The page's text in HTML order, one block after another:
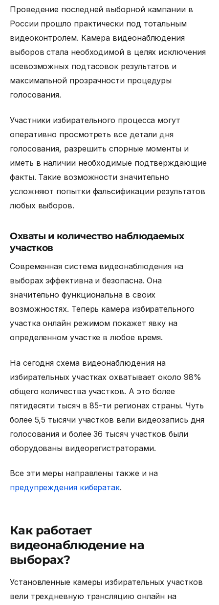
Проведение последней выборной кампании в
России прошло практически под тотальным
видеоконтролем. Камера видеонаблюдения
выборовстала необходимой в целях исключения
всевозможных подтасовок результатов и
максимальной прозрачности процедуры
голосования.
Участники избирательного процесса могут
оперативно просмотреть все детали дня
голосования, разрешить спорные моменты и
иметь в наличии необходимые подтверждающие
факты. Такие возможности значительно
усложняют попытки фальсификации результатов
любых выборов.
Охваты и количество наблюдаемых
участков
Современная система видеонаблюдения на
выборах эффективна и безопасна. Она
значительно функциональна в своих
возможностях. Теперь камера избирательного
участка онлайн режимом покажет явку на
определенном участке в любое время.
На сегодня схема видеонаблюдения на
избирательных участках охватывает около 98%
общего количества участков. А это более
пятидесяти тысяч в 85-ти регионах страны. Чуть
более 5,5 тысячи участков вели видеозапись дня
голосования и более 36 тысяч участков были
оборудованы видеорегистраторами.
Все эти меры направлены также и на
предупреждения кибератак.
Как работает
видеонаблюдение на
выборах?
Установленные камеры избирательных участков
вели трехдневную трансляцию онлайн на